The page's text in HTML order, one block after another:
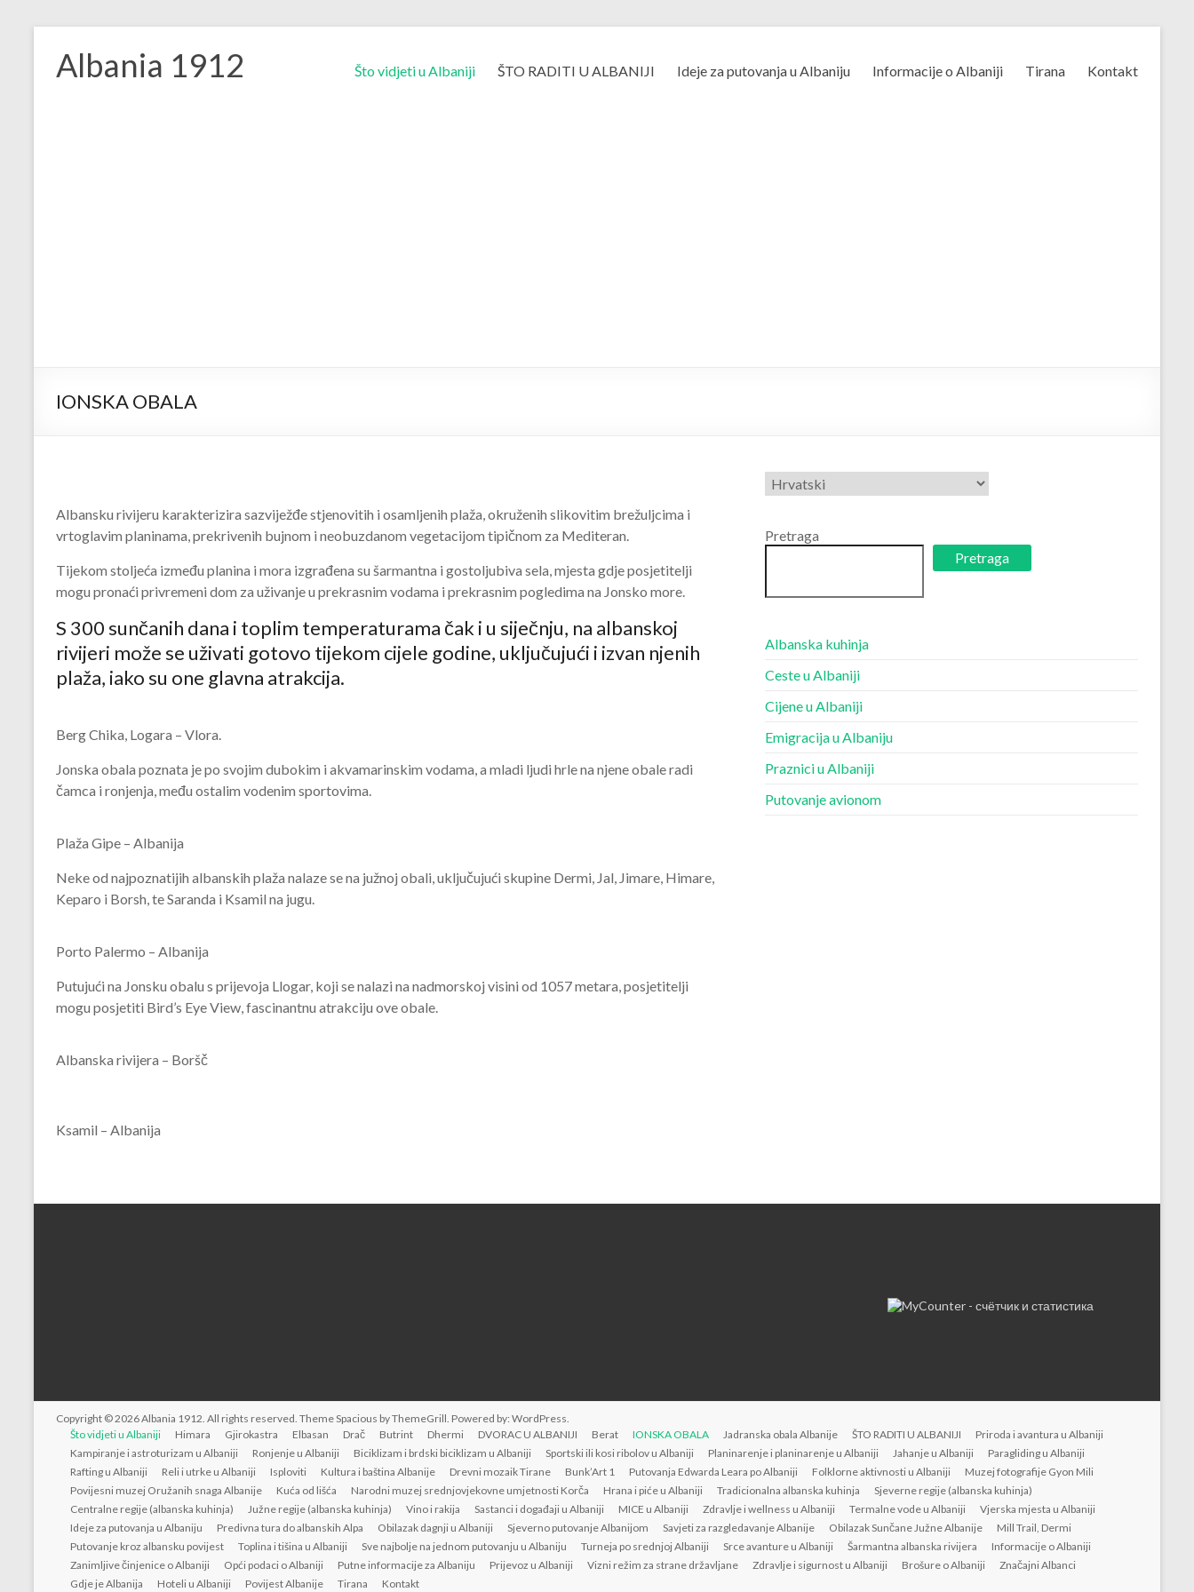
content
Albania 1912 Što vidjeti u Albaniji ŠTO RADITI U ALBANIJI Ideje za putovanja u Albaniju Informacije o Albaniji Tirana Kontakt
IONSKA OBALA
Albansku rivijeru karakterizira sazviježđe stjenovitih i osamljenih plaža, okruženih slikovitim brežuljcima i
vrtoglavim planinama, prekrivenih bujnom i neobuzdanom vegetacijom tipičnom za Mediteran.
Tijekom stoljeća između planina i mora izgrađena su šarmantna i gostoljubiva sela, mjesta gdje posjetitelji
mogu pronaći privremeni dom za uživanje u prekrasnim vodama i prekrasnim pogledima na Jonsko more.
S 300 sunčanih dana i toplim temperaturama čak i u siječnju, na albanskoj
rivijeri može se uživati ​​gotovo tijekom cijele godine, uključujući i izvan njenih
plaža, iako su one glavna atrakcija.
Berg Chika, Logara – Vlora.
Jonska obala poznata je po svojim dubokim i akvamarinskim vodama, a mladi ljudi hrle na njene obale radi
čamca i ronjenja, među ostalim vodenim sportovima.
Plaža Gipe – Albanija
Neke od najpoznatijih albanskih plaža nalaze se na južnoj obali, uključujući skupine Dermi, Jal, Jimare, Himare,
Keparo i Borsh, te Saranda i Ksamil na jugu.
Porto Palermo – Albanija
Putujući na Jonsku obalu s prijevoja Llogar, koji se nalazi na nadmorskoj visini od 1057 metara, posjetitelji
mogu posjetiti Bird’s Eye View, fascinantnu atrakciju ove obale.
Albanska rivijera – Boršč
Ksamil – Albanija
Odaberite
jezik
Pretraga
Pretraga
Albanska kuhinja
Ceste u Albaniji
Cijene u Albaniji
Emigracija u Albaniju
Praznici u Albaniji
Putovanje avionom
Copyright © 2026Albania 1912. All rights reserved. ThemeSpacious by ThemeGrill. Powered by: WordPress.
Što vidjeti u Albaniji
Himara Gjirokastra Elbasan Drač Butrint Dhermi DVORAC U ALBANIJI Berat IONSKA OBALA Jadranska obala Albanije ŠTO RADITI U ALBANIJI
Priroda i avantura u Albaniji
Kampiranje i astroturizam u Albaniji
Ronjenje u Albaniji Biciklizam i brdski biciklizam u Albaniji Sportski ili kosi ribolov u Albaniji Planinarenje i planinarenje u Albaniji Jahanje u Albaniji
Paragliding u Albaniji
Rafting u Albaniji
Reli i utrke u Albaniji Isploviti Kultura i baština Albanije Drevni mozaik Tirane Bunk’Art 1 Putovanja Edwarda Leara po Albaniji Folklorne aktivnosti u Albaniji
Muzej fotografije Gyon Mili
Povijesni muzej Oružanih snaga Albanije
Kuća od lišća Narodni muzej srednjovjekovne umjetnosti Korča Hrana i piće u Albaniji Tradicionalna albanska kuhinja
Sjeverne regije (albanska kuhinja)
Centralne regije (albanska kuhinja)
Južne regije (albanska kuhinja) Vino i rakija Sastanci i događaji u Albaniji MICE u Albaniji Zdravlje i wellness u Albaniji Termalne vode u Albaniji
Vjerska mjesta u Albaniji
Ideje za putovanja u Albaniju
Predivna tura do albanskih Alpa Obilazak dagnji u Albaniji Sjeverno putovanje Albanijom Savjeti za razgledavanje Albanije Obilazak Sunčane Južne Albanije
Mill Trail, Dermi
Putovanje kroz albansku povijest
Toplina i tišina u Albaniji Sve najbolje na jednom putovanju u Albaniju Turneja po srednjoj Albaniji Srce avanture u Albaniji Šarmantna albanska rivijera
Informacije o Albaniji
Zanimljive činjenice o Albaniji
Opći podaci o Albaniji Putne informacije za Albaniju Prijevoz u Albaniji Vizni režim za strane državljane Zdravlje i sigurnost u Albaniji Brošure o Albaniji
Značajni Albanci
Gdje je Albanija
Hoteli u Albaniji Povijest Albanije Tirana Kontakt